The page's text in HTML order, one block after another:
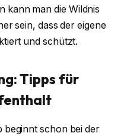
kann man die Wildnis
sein, dass der eigene
und schützt.
Tipps für
beginnt schon bei der